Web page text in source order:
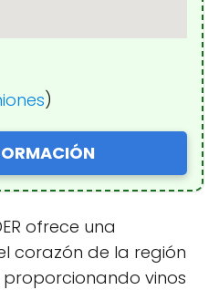
)
ofrece una
corazón de la región
vinos